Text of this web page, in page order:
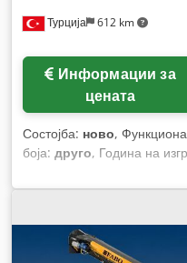
Турција 612 km
цената
Состојба: ново,
боја: друго, Година на